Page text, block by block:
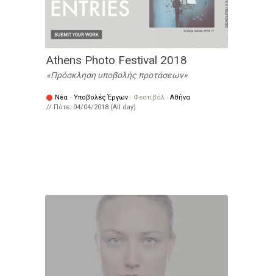
Athens Photo Festival 2018
Πρόσκληση υποβολής προτάσεων
Νέα · Υποβολές Έργων · Φεστιβάλ · Αθήνα
// Πότε: 04/04/2018 (All day)